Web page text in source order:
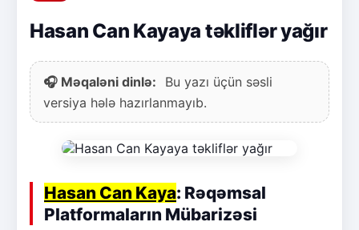
Hasan Can Kayaya təkliflər yağır
🎧 Məqaləni dinlə:
Bu yazı üçün səsli
versiya hələ hazırlanmayıb.
Hasan Can Kaya: Rəqəmsal
Platformaların Mübarizəsi